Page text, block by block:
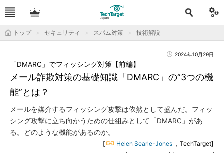
トップ セキュリティ スパム対策 技術解説
2024年10月29日
メール詐欺対策の基礎知識「DMARC」の“3つの機
能”とは？
「DMARC」でフィッシング対策【前編】
メールを媒介するフィッシング攻撃は依然として盛んだ。フィッ
シング攻撃に立ち向かうための仕組みとして「DMARC」があ
る。どのような機能があるのか。
[ Helen Searle-Jones ，TechTarget]